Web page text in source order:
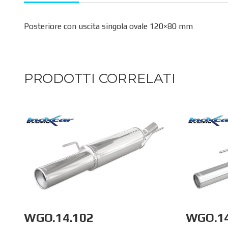
Posteriore con uscita singola ovale 120×80 mm
PRODOTTI CORRELATI
WGO.14.102